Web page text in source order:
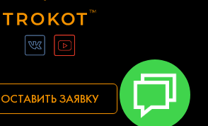
ОСТАВИТЬ ЗАЯВКУ